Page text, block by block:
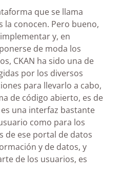
que se llama
la conocen. Pero bueno,
y, en
de moda los
CKAN ha sido una de
por los diversos
para llevarlo a cabo,
de código abierto, es de
una interfaz bastante
como para los
de ese portal de datos
y de datos, y
de los usuarios, es